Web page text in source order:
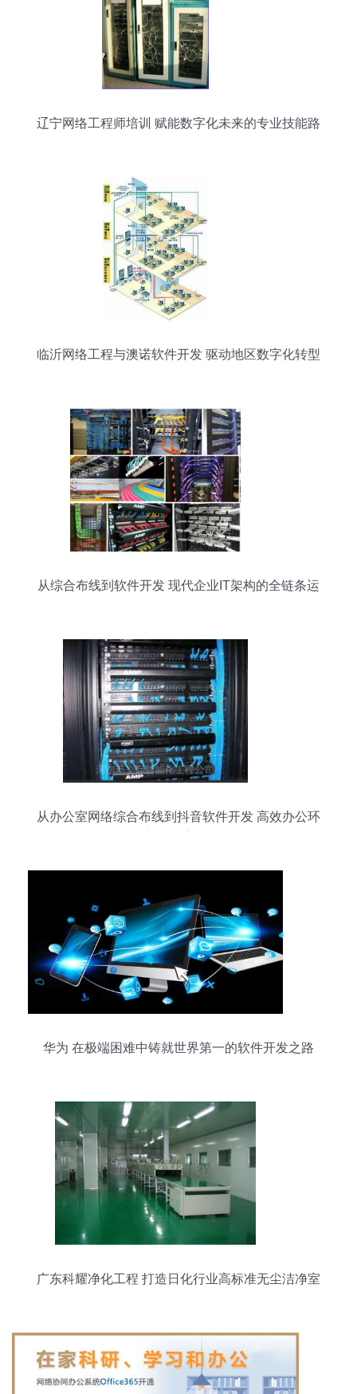
辽宁网络工程师培训 赋能数字化未来的专业技能路
临沂网络工程与澳诺软件开发 驱动地区数字化转型
从综合布线到软件开发 现代企业IT架构的全链条运
从办公室网络综合布线到抖音软件开发 高效办公环
华为 在极端困难中铸就世界第一的软件开发之路
广东科耀净化工程 打造日化行业高标准无尘洁净室